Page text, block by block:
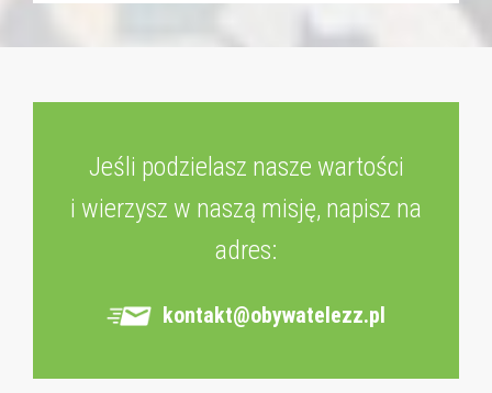
Jeśli podzielasz nasze wartości
i wierzysz w naszą misję, napisz na
adres:
kontakt@obywatelezz.pl